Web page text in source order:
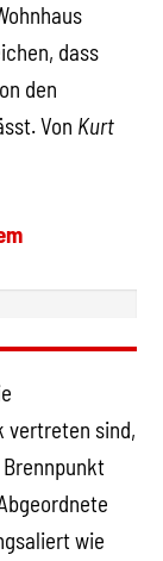
dass
den
Von Kurt
vertreten sind,
wie